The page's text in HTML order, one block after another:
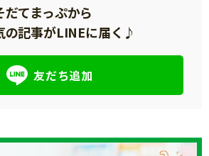
だてまっぷから
の記事がLINEに届く♪
友だち追加